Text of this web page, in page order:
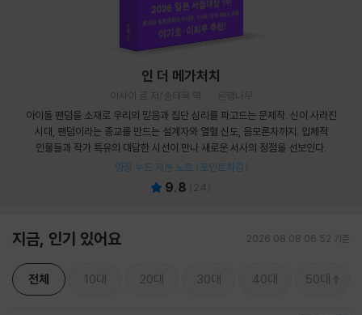
인 더 메가처치
아사이 료 저/송태욱 역
은행나무
아이돌 팬덤을 소재로 우리의 믿음과 집단 심리를 파고드는 문제작. 신이 사라진
시대, 팬덤이라는 종교를 만드는 설계자와 열혈 신도, 음모론자까지. 입체적
인물들과 작가 특유의 대담한 시선이 만나 새로운 서사의 정점을 선보인다.
양장 누드 제본 노트 (포인트차감)
9.8 24
지금, 인기 있어요 2026.08.08 06:52 기준
전체 10대 20대 30대 40대 50대